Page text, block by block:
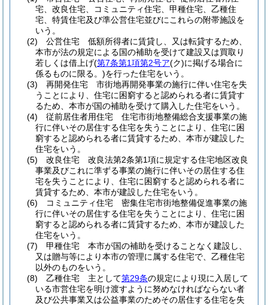
宅、改良住宅、コミュニティ住宅、甲種住宅、乙種住
宅、特賃住宅及び準公営住宅並びにこれらの附帯施設を
いう。
(2)
公営住宅 低額所得者に賃貸し、又は転貸するため、
本市が法の規定による国の補助を受けて建設又は買取り
若しくは借上げ(第7条第1項第2号ア(ク)に掲げる場合に
係るものに限る。)を行った住宅をいう。
(3)
再開発住宅 市街地再開発事業の施行に伴い住宅を失
うことにより、住宅に困窮すると認められる者に賃貸す
るため、本市が国の補助を受けて購入した住宅をいう。
(4)
従前居住者用住宅 住宅市街地整備総合支援事業の施
行に伴いその居住する住宅を失うことにより、住宅に困
窮すると認められる者に賃貸するため、本市が建設した
住宅をいう。
(5)
改良住宅 改良法第2条第1項に規定する住宅地区改良
事業及びこれに準ずる事業の施行に伴いその居住する住
宅を失うことにより、住宅に困窮すると認められる者に
賃貸するため、本市が建設した住宅をいう。
(6)
コミュニティ住宅 密集住宅市街地整備促進事業の施
行に伴いその居住する住宅を失うことにより、住宅に困
窮すると認められる者に賃貸するため、本市が建設した
住宅をいう。
(7)
甲種住宅 本市が国の補助を受けることなく建設し、
又は贈与等により本市の管理に属する住宅で、乙種住宅
以外のものをいう。
(8)
乙種住宅 主として第29条の規定により現に入居して
いる市営住宅を明け渡すように努めなければならない者
及び公共事業又は公益事業のためその居住する住宅を失